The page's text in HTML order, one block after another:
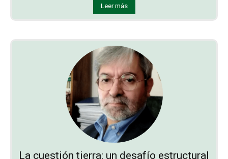
Leer más
La cuestión tierra: un desafío estructural